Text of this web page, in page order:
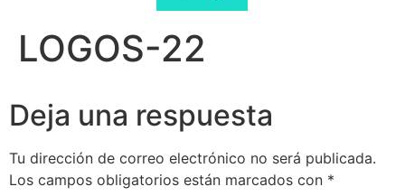
LOGOS-22
Deja una respuesta
Tu dirección de correo electrónico no será publicada.
Los campos obligatorios están marcados con *